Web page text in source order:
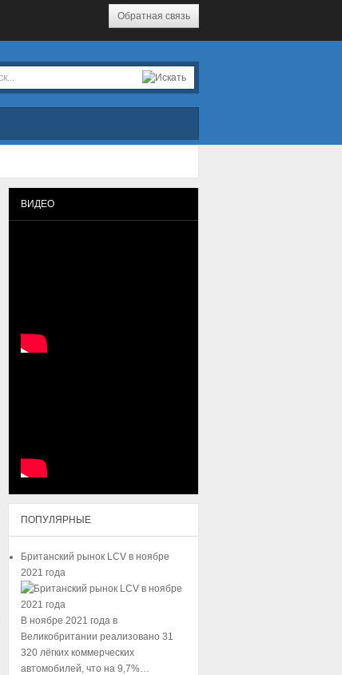
Обратная связь
ВИДЕО
ПОПУЛЯРНЫЕ
Британский рынок LCV в ноябре
2021 года
В ноябре 2021 года в
Великобритании реализовано 31
320 лёгких коммерческих
автомобилей, что на 9,7%…